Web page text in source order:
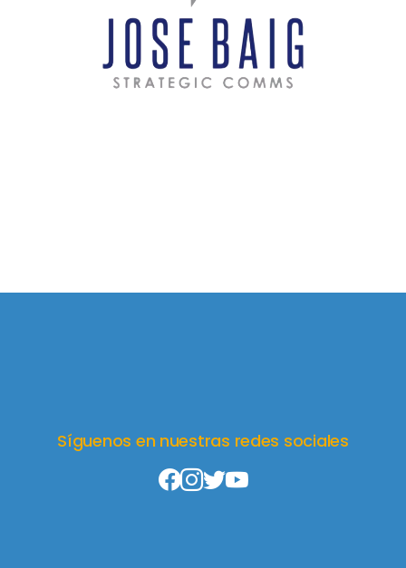
Síguenos en nuestras redes sociales